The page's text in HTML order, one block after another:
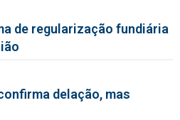
de regularização fundiária
delação, mas